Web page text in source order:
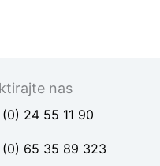
nas
24 55 11 90
(0) 65 35 89 323